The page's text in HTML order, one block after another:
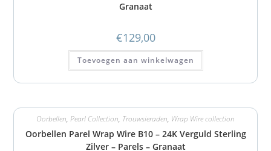
Granaat
€129,00
Toevoegen aan winkelwagen
Oorbellen, Pearl Collection, Trouwsieraden, Wrap Wire collection
Oorbellen Parel Wrap Wire B10 – 24K Verguld Sterling
Zilver – Parels – Granaat